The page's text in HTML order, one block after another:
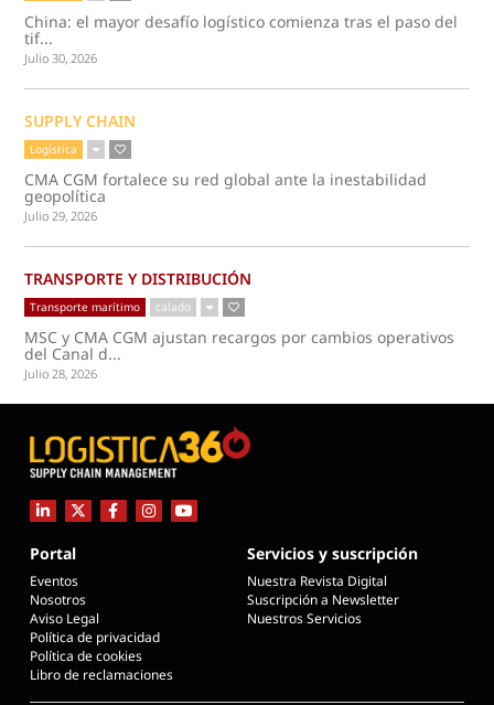
China: el mayor desafío logístico comienza tras el paso del
tif...
Julio 30, 2026
SUPPLY CHAIN
Logística
CMA CGM fortalece su red global ante la inestabilidad
geopolítica
Julio 29, 2026
TRANSPORTE Y DISTRIBUCIÓN
Transporte marítimo calado
MSC y CMA CGM ajustan recargos por cambios operativos
del Canal d...
Julio 28, 2026
Portal
Eventos
Nosotros
Aviso Legal
Política de privacidad
Política de cookies
Libro de reclamaciones
Servicios y suscripción
Nuestra Revista Digital
Suscripción a Newsletter
Nuestros Servicios